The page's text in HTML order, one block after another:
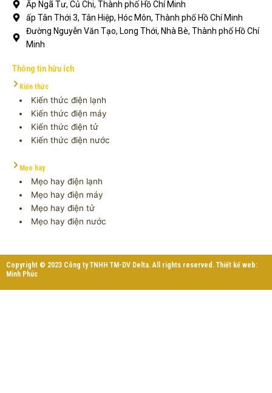
Ấp Ngã Tư, Củ Chi, Thành phố Hồ Chí Minh
ấp Tân Thới 3, Tân Hiệp, Hóc Môn, Thành phố Hồ Chí Minh
Đường Nguyễn Văn Tạo, Long Thới, Nhà Bè, Thành phố Hồ Chí
Minh
Thông tin hữu ích
Kiến thức
Kiến thức điện lạnh
Kiến thức điện máy
Kiến thức điện tử
Kiến thức điện nước
Mẹo hay
Mẹo hay điện lạnh
Mẹo hay điện máy
Mẹo hay điện tử
Mẹo hay điện nước
Copyright © 2023 Công ty TNHH TM-DV Delta. All rights reserved. Thiết kế web:
Minh Phúc